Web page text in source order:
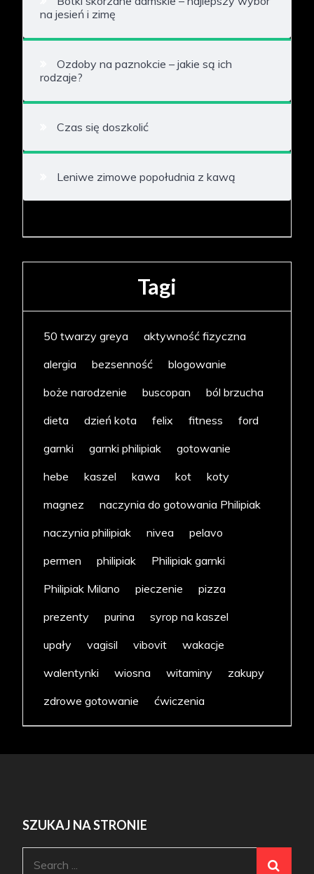
na jesień i zimę
Ozdoby na paznokcie – jakie są ich
rodzaje?
Czas się doszkolić
Leniwe zimowe popołudnia z kawą
Tagi
50 twarzy greya
aktywność fizyczna
alergia
bezsenność
blogowanie
boże narodzenie
buscopan
ból brzucha
dieta
dzień kota felix fitness
ford
garnki
garnki philipiak
gotowanie
hebe
kaszel kawa kot
koty
magnez
naczynia do gotowania Philipiak
naczynia philipiak
nivea
pelavo
permen
philipiak
Philipiak garnki
Philipiak Milano
pieczenie
pizza
prezenty
purina
syrop na kaszel
upały
vagisil vibovit
wakacje
walentynki
wiosna witaminy
zakupy
zdrowe gotowanie
ćwiczenia
SZUKAJ NA STRONIE